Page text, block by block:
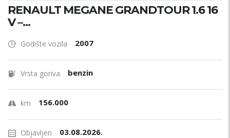
RENAULT MEGANE GRANDTOUR 1.6 16
V –...
Godište vozila 2007
Vrsta goriva benzin
km 156.000
Objavljen 03.08.2026.